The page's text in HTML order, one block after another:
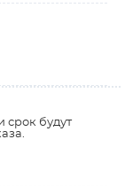
срок будут